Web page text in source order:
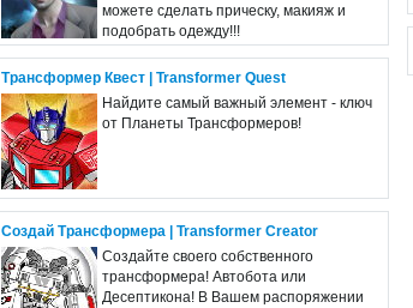
можете сделать прическу, макияж и
подобрать одежду!!!
Трансформер Квест | Transformer Quest
Найдите самый важный элемент - ключ
от Планеты Трансформеров!
Создай Трансформера | Transformer Creator
Создайте своего собственного
трансформера! Автобота или
Десептикона! В Вашем распоряжении